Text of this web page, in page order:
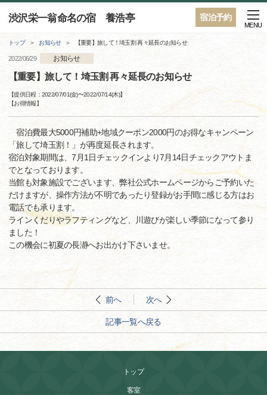
宿泊予約
渋沢栄一翁命名の宿 養浩亭
MENU
トップ お知らせ 【重要】旅して！埼玉割 再々延長のお知らせ
2022/06/29 お知らせ
【重要】旅して！埼玉割 再々延長のお知らせ
【提供日程：2022/07/01(金)〜2022/07/14(木)】
【お得情報】
宿泊費最大5000円補助+地域クーポン2000円のお得なキャンペーン
「旅して埼玉割！」が再度延長されます。
宿泊対象期間は、7月1日チェックインより7月14日チェックアウトま
でとなっております。
当館も対象施設でございます、弊社公式ホームページからご予約いた
だけますが、操作方法が不明であったり登録がお手間に感じる方はお
電話でも承ります。
ラインくだりやラフティングなど、川遊びが楽しい季節になって参り
ました！
この機会に初夏の長瀞へお出かけ下さいませ。
前へ 次へ
記事一覧へ戻る
トップ
客室